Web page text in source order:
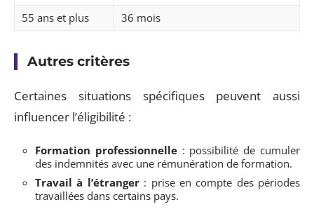
55 ans et plus
36 mois
Autres critères
Certaines situations spécifiques peuvent aussi
influencer l’éligibilité :
Formation professionnelle: possibilité de cumuler
des indemnités avec une rémunération de formation.
Travail à l’étranger: prise en compte des périodes
travaillées dans certains pays.